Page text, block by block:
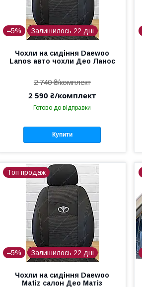
–5% Залишилось 22 дні
Чохли на сидіння Daewoo
Lanos авто чохли Део Ланос
2 740 ₴/комплект
2 590 ₴/комплект
Готово до відправки
Купити
Топ продаж
–5% Залишилось 22 дні
Чохли на сидіння Daewoo
Matiz салон Део Матіз